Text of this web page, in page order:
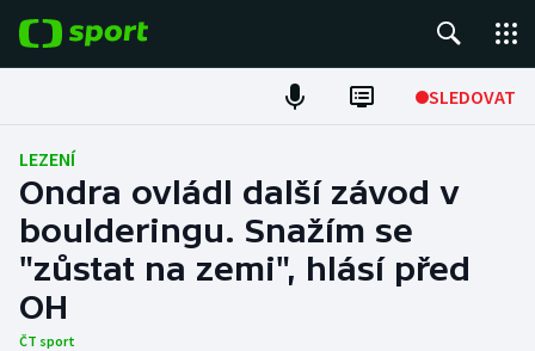
SLEDOVAT
Fotbal
Hokej
Tenis
Atletika
LEZENÍ
Ondra ovládl další závod v
boulderingu. Snažím se
"zůstat na zemi", hlásí před
OH
ČT sport